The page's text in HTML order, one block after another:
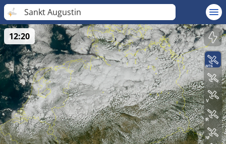
Sankt Augustin
12:20